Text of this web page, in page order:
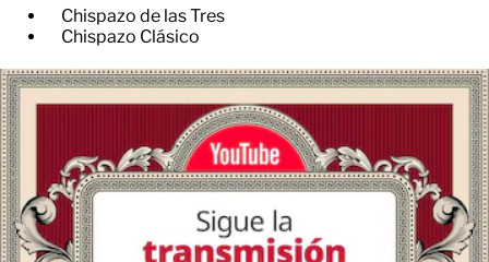
Chispazo de las Tres
Chispazo Clásico